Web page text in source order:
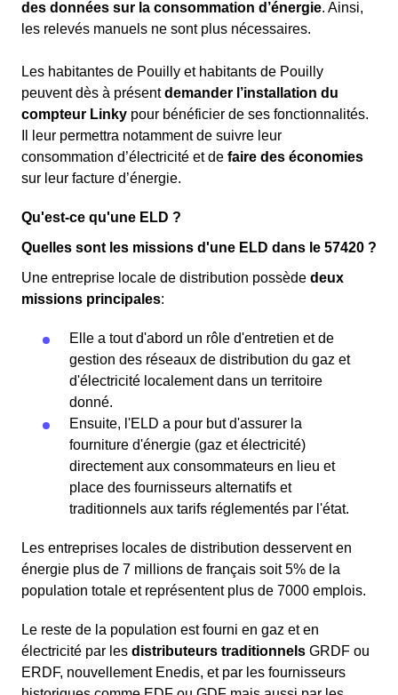
des données sur la consommation d’énergie. Ainsi,
les relevés manuels ne sont plus nécessaires.
Les habitantes de Pouilly et habitants de Pouilly
peuvent dès à présentdemander l’installation du
compteur Linky pour bénéficier de ses fonctionnalités.
Il leur permettra notamment de suivre leur
consommation d’électricité et de faire des économies
sur leur facture d’énergie.
Qu'est-ce qu'une ELD ?
Quelles sont les missions d'une ELD dans le 57420 ?
Une entreprise locale de distribution possède deux
missions principales:
Elle a tout d'abord un rôle d'entretien et de
gestion des réseaux de distribution du gaz et
d'électricité localement dans un territoire
donné.
Ensuite, l'ELD a pour but d'assurer la
fourniture d'énergie (gaz et électricité)
directement aux consommateurs en lieu et
place des fournisseurs alternatifs et
traditionnels aux tarifs réglementés par l'état.
Les entreprises locales de distribution desservent en
énergie plus de 7 millions de français soit 5% de la
population totale et représentent plus de 7000 emplois.
Le reste de la population est fourni en gaz et en
électricité par les distributeurs traditionnels GRDF ou
ERDF, nouvellement Enedis, et par les fournisseurs